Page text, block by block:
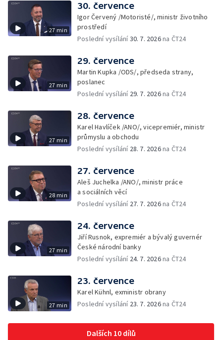
27 min
30. července
Igor Červený /Motoristé/, ministr životního
prostředí
Poslední vysílání30. 7. 2026na ČT24
27 min
29. července
Martin Kupka /ODS/, předseda strany,
poslanec
Poslední vysílání 29. 7. 2026na ČT24
27 min
28. července
Karel Havlíček /ANO/, vicepremiér, ministr
průmyslu a obchodu
Poslední vysílání 28. 7. 2026na ČT24
28 min
27. července
Aleš Juchelka /ANO/, ministr práce
a sociálních věcí
Poslední vysílání 27. 7. 2026na ČT24
27 min
24. července
Jiří Rusnok, expremiér a bývalý guvernér
České národní banky
Poslední vysílání 24. 7. 2026na ČT24
27 min
23. července
Karel Kühnl, exministr obrany
Poslední vysílání 23. 7. 2026na ČT24
Dalších 10 dílů